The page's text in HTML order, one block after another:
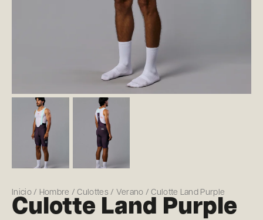
Inicio/ Hombre /Culottes / Verano / Culotte Land Purple
Culotte Land Purple